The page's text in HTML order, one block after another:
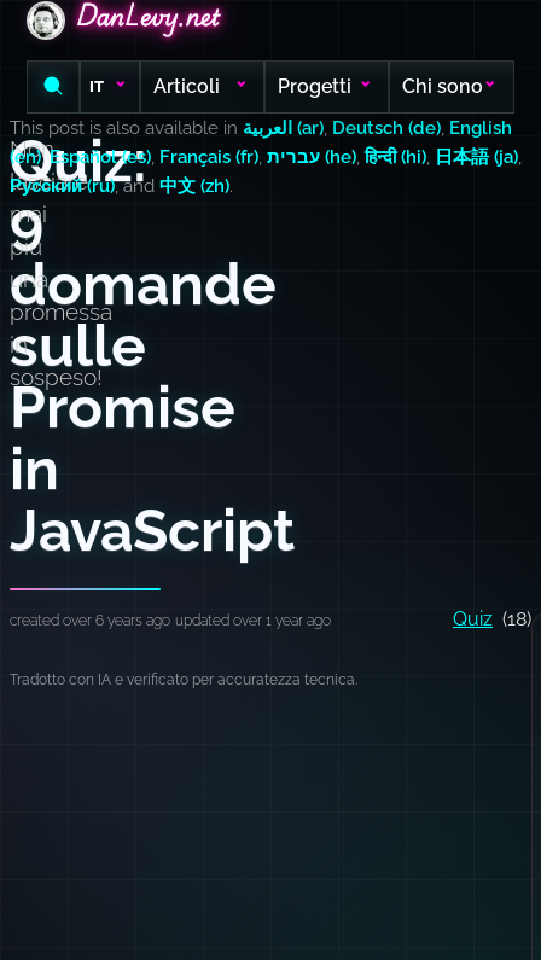
DanLevy.net
DanLevy.net
DanLevy.net
IT Articoli Progetti Chi sono
Quiz:
9
domande
sulle
Promise
in
JavaScript
Non
lasciare
mai
più
una
promessa
in
sospeso!
This post is also available in العربية (ar), Deutsch (de), English
(en),Español (es), Français (fr), עברית (he),हिन्दी (hi), 日本語 (ja),
Русский (ru), and 中文 (zh).
created over 6 years ago updated over 1 year ago Quiz (18)
Tradotto con IA e verificato per accuratezza tecnica.